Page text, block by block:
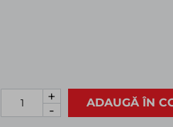
Lumini de lucru cu LED-uri
Luminile de lucru se aprind sau
ADAUGĂ ÎN
+
-